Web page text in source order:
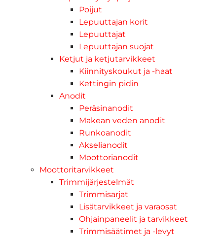
Poijut
Lepuuttajan korit
Lepuuttajat
Lepuuttajan suojat
Ketjut ja ketjutarvikkeet
Kiinnityskoukut ja -haat
Kettingin pidin
Anodit
Peräsinanodit
Makean veden anodit
Runkoanodit
Akselianodit
Moottorianodit
Moottoritarvikkeet
Trimmijärjestelmät
Trimmisarjat
Lisätarvikkeet ja varaosat
Ohjainpaneelit ja tarvikkeet
Trimmisäätimet ja -levyt